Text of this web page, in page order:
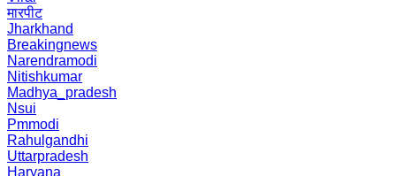
मारपीट
Jharkhand
Breakingnews
Narendramodi
Nitishkumar
Madhya_pradesh
Nsui
Pmmodi
Rahulgandhi
Uttarpradesh
Haryana